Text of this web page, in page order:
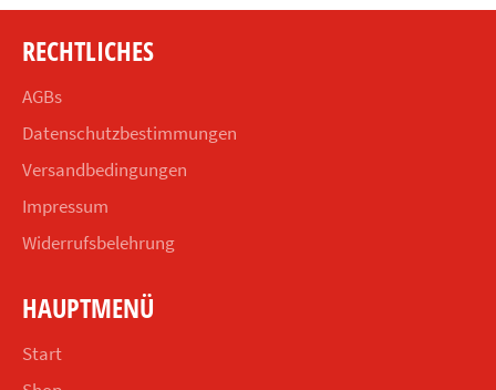
RECHTLICHES
AGBs
Datenschutzbestimmungen
Versandbedingungen
Impressum
Widerrufsbelehrung
HAUPTMENÜ
Start